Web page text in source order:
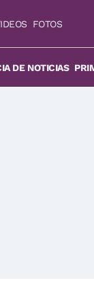
FOTOS
DE NOTICIAS